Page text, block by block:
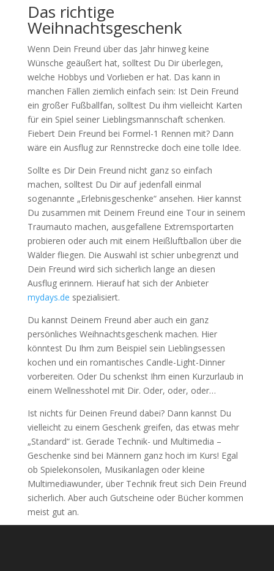
Das richtige
Weihnachtsgeschenk
Wenn Dein Freund über das Jahr hinweg keine
Wünsche geäußert hat, solltest Du Dir überlegen,
welche Hobbys und Vorlieben er hat. Das kann in
manchen Fällen ziemlich einfach sein: Ist Dein Freund
ein großer Fußballfan, solltest Du ihm vielleicht Karten
für ein Spiel seiner Lieblingsmannschaft schenken.
Fiebert Dein Freund bei Formel-1 Rennen mit? Dann
wäre ein Ausflug zur Rennstrecke doch eine tolle Idee.
Sollte es Dir Dein Freund nicht ganz so einfach
machen, solltest Du Dir auf jedenfall einmal
sogenannte „Erlebnisgeschenke“ ansehen. Hier kannst
Du zusammen mit Deinem Freund eine Tour in seinem
Traumauto machen, ausgefallene Extremsportarten
probieren oder auch mit einem Heißluftballon über die
Wälder fliegen. Die Auswahl ist schier unbegrenzt und
Dein Freund wird sich sicherlich lange an diesen
Ausflug erinnern. Hierauf hat sich der Anbieter
mydays.de spezialisiert.
Du kannst Deinem Freund aber auch ein ganz
persönliches Weihnachtsgeschenk machen. Hier
könntest Du Ihm zum Beispiel sein Lieblingsessen
kochen und ein romantisches Candle-Light-Dinner
vorbereiten. Oder Du schenkst Ihm einen Kurzurlaub in
einem Wellnesshotel mit Dir. Oder, oder, oder…
Ist nichts für Deinen Freund dabei? Dann kannst Du
vielleicht zu einem Geschenk greifen, das etwas mehr
„Standard“ ist. Gerade Technik- und Multimedia –
Geschenke sind bei Männern ganz hoch im Kurs! Egal
ob Spielekonsolen, Musikanlagen oder kleine
Multimediawunder, über Technik freut sich Dein Freund
sicherlich. Aber auch Gutscheine oder Bücher kommen
meist gut an.